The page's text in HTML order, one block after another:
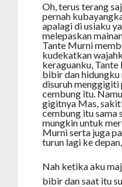
Oh, terus terang
pernah
apalagi di usiaku
melepaskan
Tante Murni
kudekatkan
keraguanku,
bibir dan hidungku
disuruh menggigiti
cembung itu.
gigitnya Mas,
cembung itu sama
mungkin untuk
Murni serta juga
turun lagi ke
Nah ketika aku
bibir dan saat itu